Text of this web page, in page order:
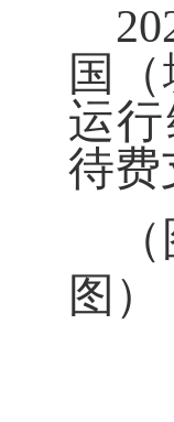
国
运
待费
图）